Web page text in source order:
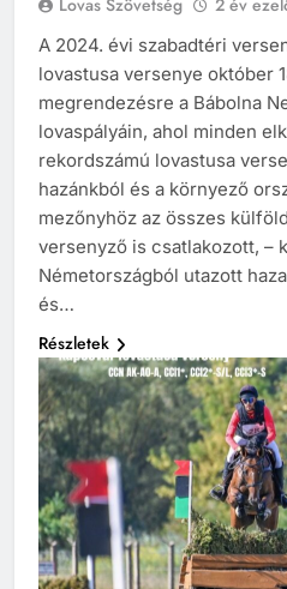
Lovas Szövetség 2 év
A 2024. évi szabadtéri
lovastusa versenye október
megrendezésre a Bábolna
lovaspályáin, ahol minden
rekordszámú lovastusa
hazánkból és a környező
mezőnyhöz az összes
versenyző is csatlakozott, –
Németországból utazott
és…
Részletek